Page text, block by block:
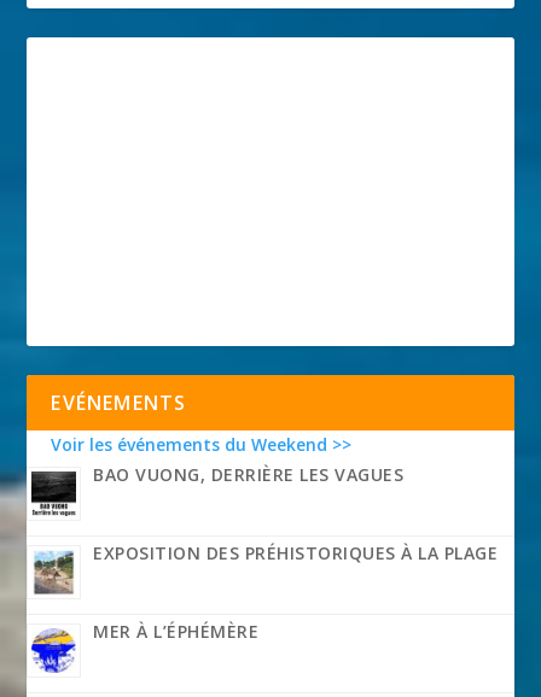
EVÉNEMENTS
Voir les événements du Weekend >>
BAO VUONG, DERRIÈRE LES VAGUES
EXPOSITION DES PRÉHISTORIQUES À LA PLAGE
MER À L’ÉPHÉMÈRE